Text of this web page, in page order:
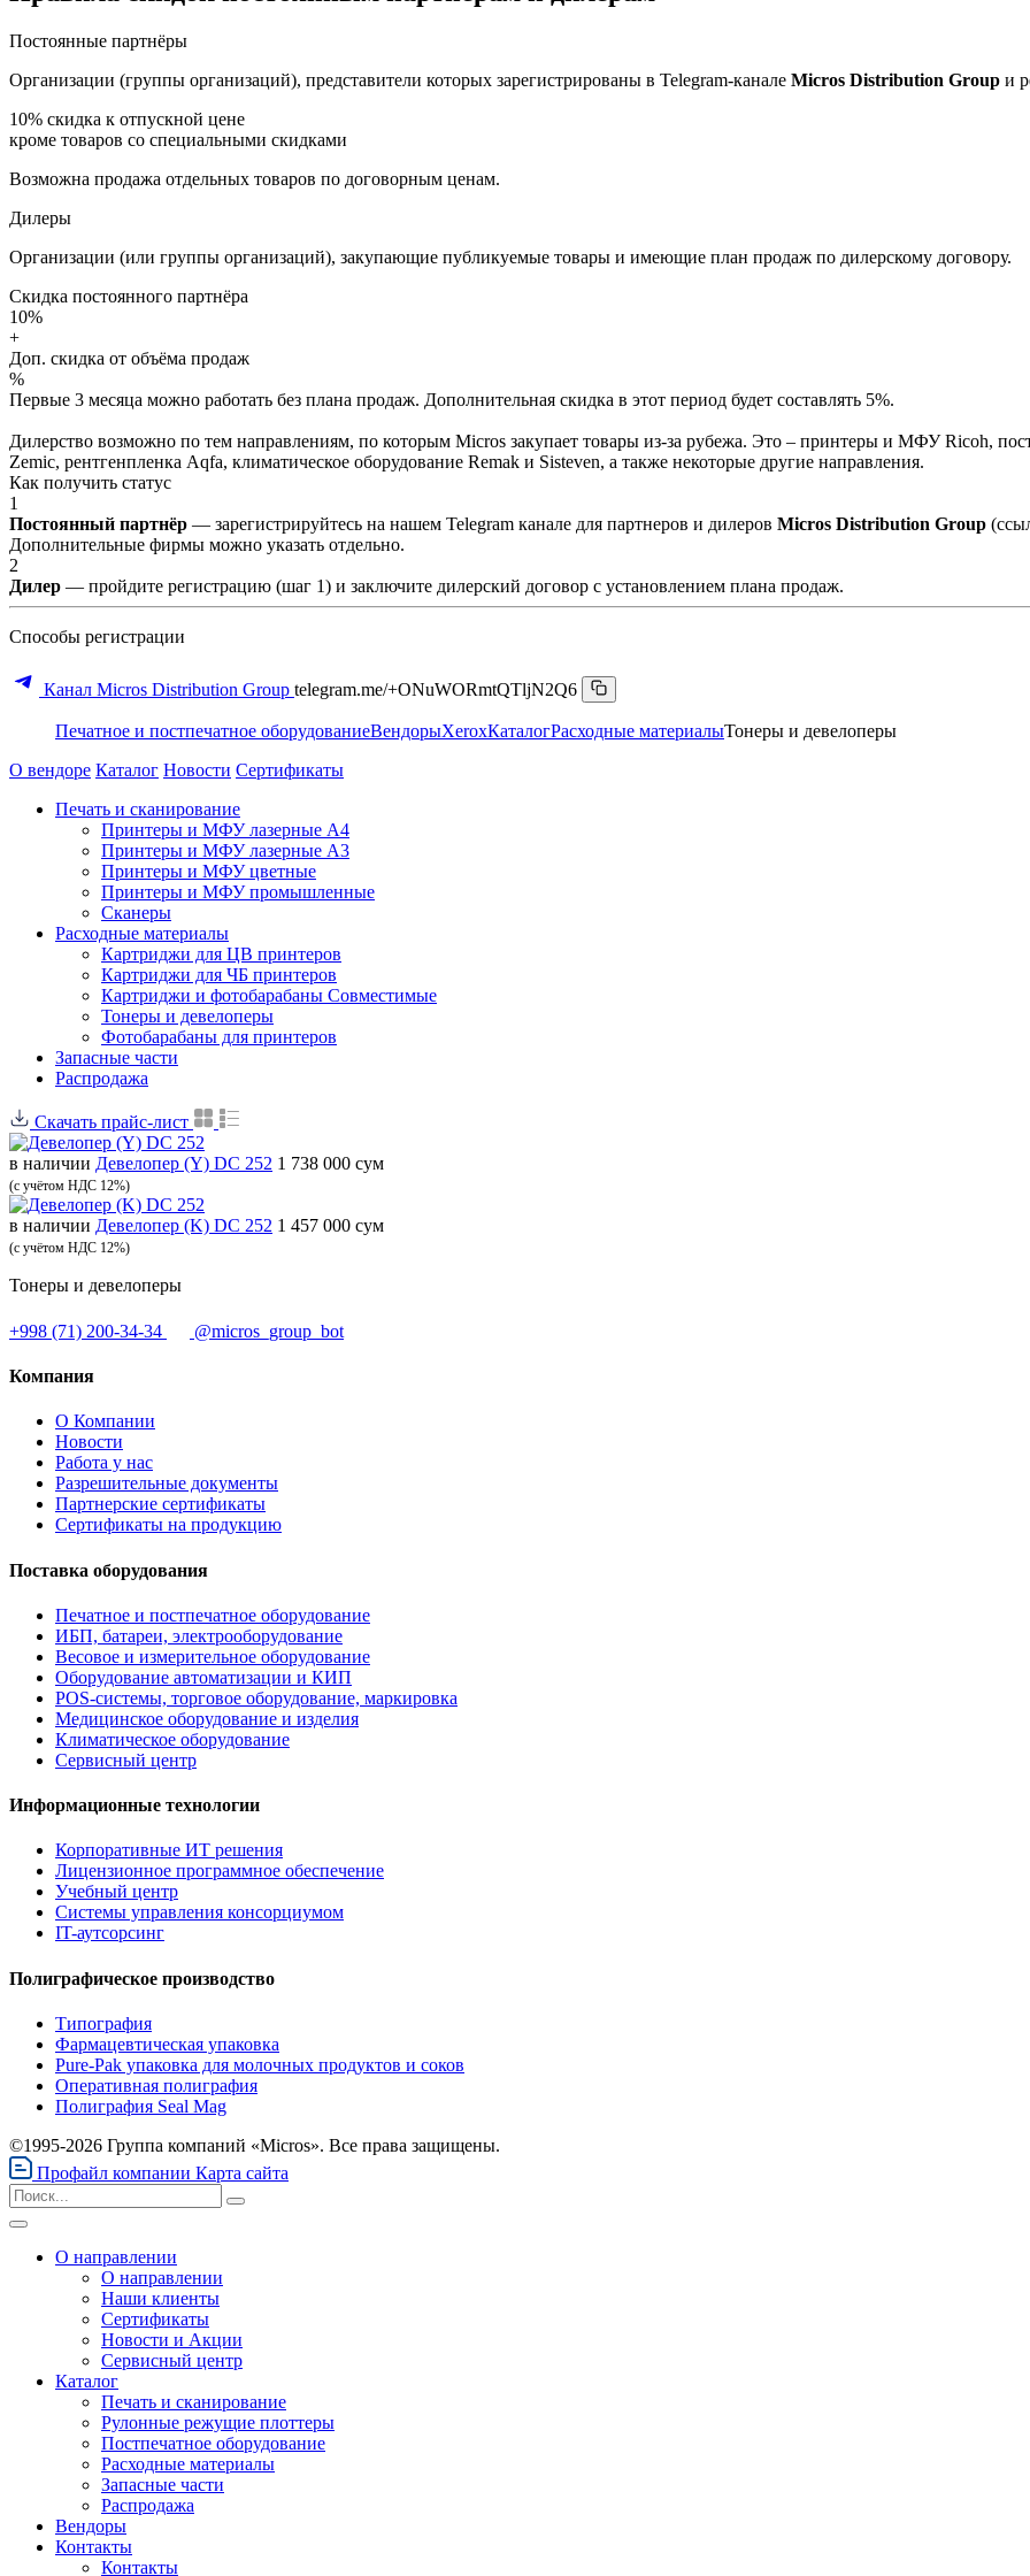
Постоянные партнёры
Организации (группы организаций), представители которых зарегистрированы в Telegram-канале Micros Distribution Group и
10% скидка к отпускной цене
кроме товаров со специальными скидками
Возможна продажа отдельных товаров по договорным ценам.
Дилеры
Организации (или группы организаций), закупающие публикуемые товары и имеющие план продаж по дилерскому договору.
Скидка постоянного партнёра
10%
+
Доп. скидка от объёма продаж
%
Первые 3 месяца можно работать без плана продаж. Дополнительная скидка в этот период будет составлять 5%.
Дилерство возможно по тем направлениям, по которым Micros закупает товары из-за рубежа. Это – принтеры и МФУ Ricoh,
Zemic, рентгенпленка Aqfa, климатическое оборудование Remak и Sisteven, а также некоторые другие направления.
Как получить статус
1
Постоянный партнёр — зарегистрируйтесь на нашем Telegram канале для партнеров и дилеров Micros Distribution Group
Дополнительные фирмы можно указать отдельно.
2
Дилер — пройдите регистрацию (шаг 1) и заключите дилерский договор с установлением плана продаж.
Способы регистрации
Канал Micros Distribution Group telegram.me/+ONuWORmtQTljN2Q6
Печатное и постпечатное оборудованиеВендорыXeroxКаталогРасходные материалыТонеры и девелоперы
О вендоре Каталог Новости Сертификаты
Печать и сканирование
Принтеры и МФУ лазерные А4
Принтеры и МФУ лазерные А3
Принтеры и МФУ цветные
Принтеры и МФУ промышленные
Сканеры
Расходные материалы
Картриджи для ЦВ принтеров
Картриджи для ЧБ принтеров
Картриджи и фотобарабаны Совместимые
Тонеры и девелоперы
Фотобарабаны для принтеров
Запасные части
Распродажа
Скачать прайс-лист
в наличии Девелопер (Y) DC 252 1 738 000 сум
(с учётом НДС 12%)
в наличии Девелопер (K) DC 252 1 457 000 сум
(с учётом НДС 12%)
Тонеры и девелоперы
+998 (71) 200-34-34 @micros_group_bot
Компания
О Компании
Новости
Работа у нас
Разрешительные документы
Партнерские сертификаты
Сертификаты на продукцию
Поставка оборудования
Печатное и постпечатное оборудование
ИБП, батареи, электрооборудование
Весовое и измерительное оборудование
Оборудование автоматизации и КИП
POS-системы, торговое оборудование, маркировка
Медицинское оборудование и изделия
Климатическое оборудование
Сервисный центр
Информационные технологии
Корпоративные ИТ решения
Лицензионное программное обеспечение
Учебный центр
Системы управления консорциумом
IT-аутсорсинг
Полиграфическое производство
Типография
Фармацевтическая упаковка
Pure-Pak упаковка для молочных продуктов и соков
Оперативная полиграфия
Полиграфия Seal Mag
©1995-2026 Группа компаний «Micros». Все права защищены.
Профайл компании Карта сайта
О направлении
О направлении
Наши клиенты
Сертификаты
Новости и Акции
Сервисный центр
Каталог
Печать и сканирование
Рулонные режущие плоттеры
Постпечатное оборудование
Расходные материалы
Запасные части
Распродажа
Вендоры
Контакты
Контакты